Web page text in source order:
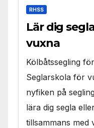
RHSS
Lär dig
vuxna
Kölbåtssegling
Seglarskola för
nyfiken på
lära dig segla
tillsammans med